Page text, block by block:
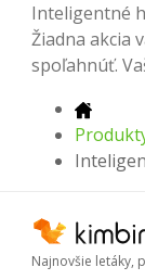
Inteligentné
Žiadna akcia
spoľahnúť.
Najnovšie letáky,